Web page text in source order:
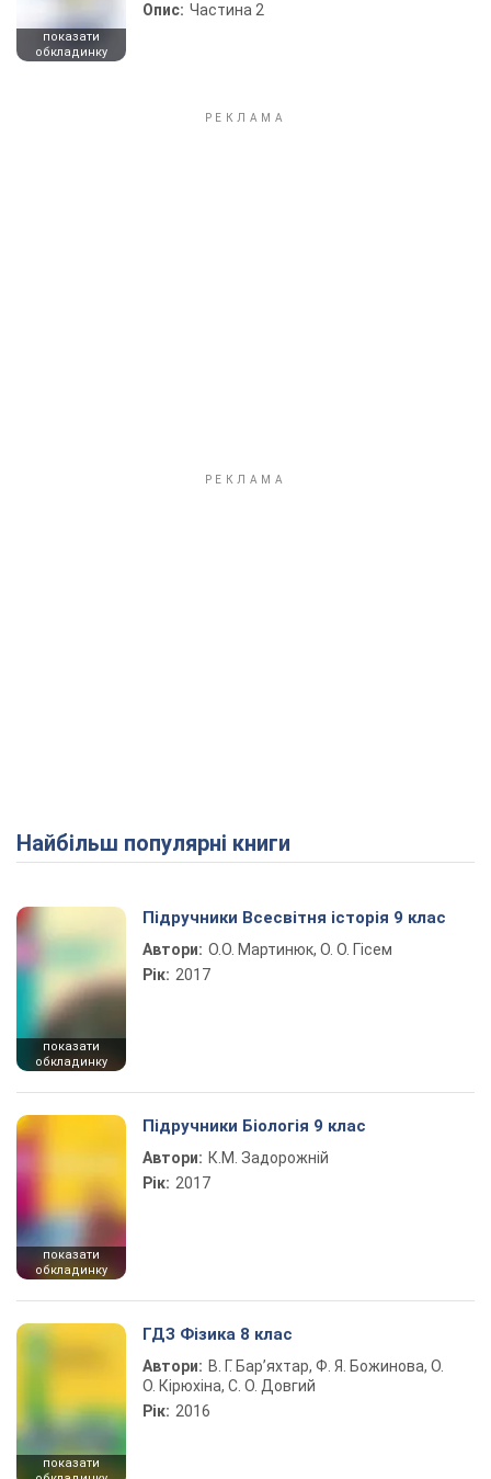
показати
обкладинку
Опис: Частина 2
Найбільш популярні книги
показати
обкладинку
Підручники Всесвітня історія 9 клас
Автори: О.О. Мартинюк, О. О. Гісем
Рік: 2017
показати
обкладинку
Підручники Біологія 9 клас
Автори: К.М. Задорожній
Рік: 2017
показати
ГДЗ Фізика 8 клас
Автори: В. Г. Бар’яхтар, Ф. Я. Божинова, О.
О. Кірюхіна, С. О. Довгий
Рік: 2016